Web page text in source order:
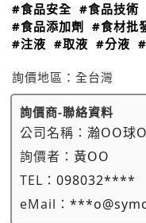
#食品安全 #食品技術
#食品添加劑
#食材批
#注液 #取液 #分液
詢價地區： 全台灣
詢價商-聯絡資料
公司名稱： 瀚OO球
詢價者： 黃OO
TEL： 098032****
eMail：